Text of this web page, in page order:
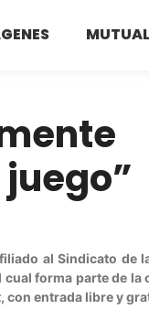
MUTUAL
al Sindicato de
forma parte de la
con entrada libre y